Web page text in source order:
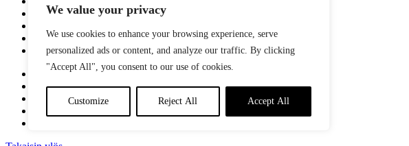
We value your privacy
We use cookies to enhance your browsing experience, serve
personalized ads or content, and analyze our traffic. By clicking
"Accept All", you consent to our use of cookies.
Customize Reject All Accept All
Instagram
Youtube
Tiktok
Tilaa uutiskirjeemme
Anna meille palautetta
Arvioi käyntisi Googlessa - autat meitä ja muita